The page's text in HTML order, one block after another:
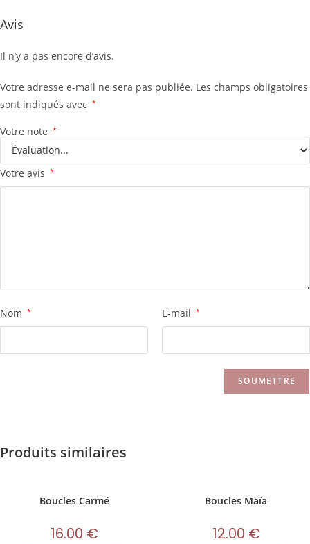
Avis
Il n’y a pas encore d’avis.
Votre adresse e-mail ne sera pas publiée. Les champs obligatoires
sont indiqués avec *
Votre note *
Votre avis *
Nom * E-mail *
Produits similaires
Boucles Carmé
16.00 €
Boucles Maïa
12.00 €